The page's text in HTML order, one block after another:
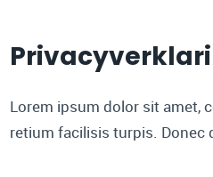
Lorem ipsum dolor sit amet,
retium facilisis turpis. Donec